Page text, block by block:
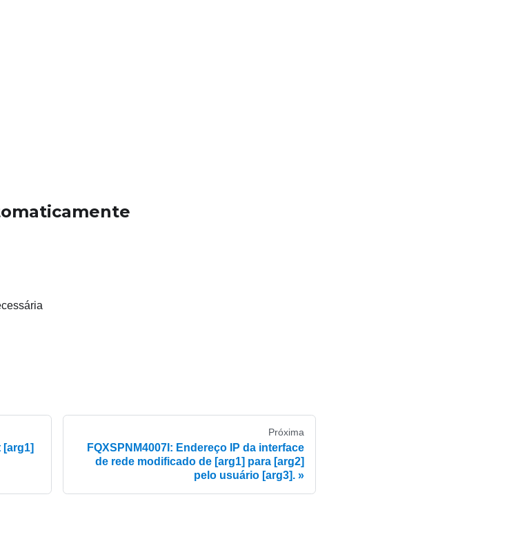
[arg1]
Próxima
FQXSPNM4007I: Endereço IP da interface
de rede modificado de [arg1] para [arg2]
pelo usuário [arg3].